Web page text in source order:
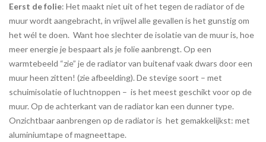
Eerst de folie: Het maakt niet uit of het tegen de radiator of de
muur wordt aangebracht, in vrijwel alle gevallen is het gunstig om
het wél te doen. Want hoe slechter de isolatie van de muur is, hoe
meer energie je bespaart als je folie aanbrengt. Op een
warmtebeeld “zie” je de radiator van buitenaf vaak dwars door een
muur heen zitten! (zie afbeelding). De stevige soort – met
schuimisolatie of luchtnoppen – is het meest geschikt voor op de
muur. Op de achterkant van de radiator kan een dunner type.
Onzichtbaar aanbrengen op de radiator is het gemakkelijkst: met
aluminiumtape of magneettape.